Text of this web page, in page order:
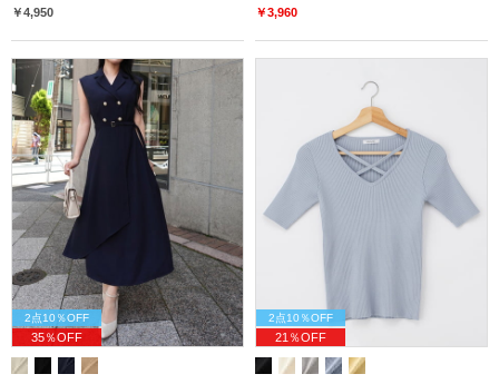
￥4,950 ￥3,960
2点10％OFF
35％OFF
2点10％OFF
21％OFF